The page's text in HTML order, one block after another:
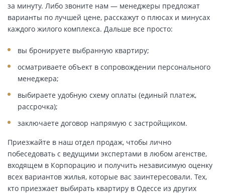
за минуту. Либо звоните нам — менеджеры предложат
варианты по лучшей цене, расскажут о плюсах и минусах
каждого жилого комплекса. Дальше все просто:
вы бронируете выбранную квартиру;
осматриваете объект в сопровождении персонального
менеджера;
выбираете удобную схему оплаты (единый платеж,
рассрочка);
заключаете договор напрямую с застройщиком.
Приезжайте в наш отдел продаж, чтобы лично
побеседовать с ведущими экспертами в любом агенстве,
входящем в Корпорацию и получить независимую оценку
всех вариантов жилья, которые вас заинтересовали. Тех,
кто приезжает выбирать квартиру в Одессе из других